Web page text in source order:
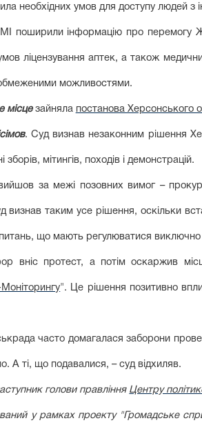
необхідних умов для доступу людей з
поширили інформацію про перемогу
ліцензування аптек, а також
можливостями.
місцезайняла постанова Херсонського
. Суд визнав незаконним рішення
мітингів, походів і демонстрацій.
за межі позовних вимог –
визнав таким усе рішення, оскільки
що мають регулюватися
вніс протест, а потім оскаржив
". Це рішення позитивно
часто домагалася заборони
А ті, що подавалися, – суд відхиляв.
голови правління Центру
у рамках проекту "Громадське